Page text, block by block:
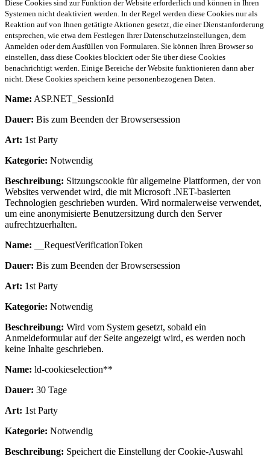
Diese Cookies sind zur Funktion der Website erforderlich und können in Ihren
Systemen nicht deaktiviert werden. In der Regel werden diese Cookies nur als
Reaktion auf von Ihnen getätigte Aktionen gesetzt, die einer Dienstanforderung
entsprechen, wie etwa dem Festlegen Ihrer Datenschutzeinstellungen, dem
Anmelden oder dem Ausfüllen von Formularen. Sie können Ihren Browser so
einstellen, dass diese Cookies blockiert oder Sie über diese Cookies
benachrichtigt werden. Einige Bereiche der Website funktionieren dann aber
nicht. Diese Cookies speichern keine personenbezogenen Daten.
Name: ASP.NET_SessionId
Dauer: Bis zum Beenden der Browsersession
Art: 1st Party
Kategorie: Notwendig
Beschreibung: Sitzungscookie für allgemeine Plattformen, der von
Websites verwendet wird, die mit Microsoft .NET-basierten
Technologien geschrieben wurden. Wird normalerweise verwendet,
um eine anonymisierte Benutzersitzung durch den Server
aufrechtzuerhalten.
Name: __RequestVerificationToken
Dauer: Bis zum Beenden der Browsersession
Art: 1st Party
Kategorie: Notwendig
Beschreibung: Wird vom System gesetzt, sobald ein
Anmeldeformular auf der Seite angezeigt wird, es werden noch
keine Inhalte geschrieben.
Name: ld-cookieselection**
Dauer: 30 Tage
Art: 1st Party
Kategorie: Notwendig
Beschreibung: Speichert die Einstellung der Cookie-Auswahl